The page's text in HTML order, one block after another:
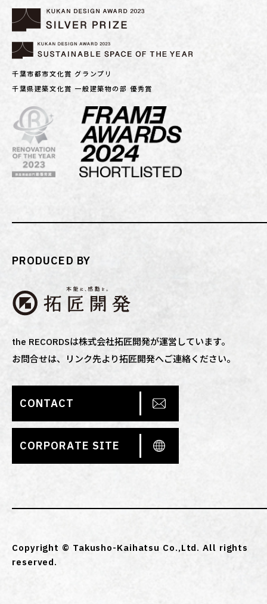
千葉市都市文化賞 グランプリ
千葉県建築文化賞 一般建築物の部 優秀賞
PRODUCED BY
the RECORDSは株式会社拓匠開発が運営しています。
お問合せは、リンク先より拓匠開発へご連絡ください。
CONTACT
CORPORATE SITE
Copyright © Takusho-Kaihatsu Co.,Ltd. All rights
reserved.